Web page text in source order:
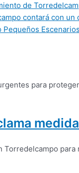
de
contará con